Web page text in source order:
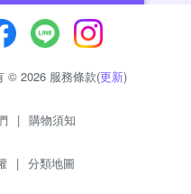
© 2026 服務條款(更新)
| 購物須知
| 分類地圖